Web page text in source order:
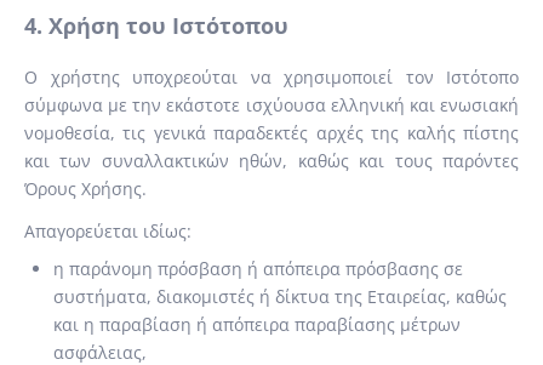
4. Χρήση του Ιστότοπου
Ο χρήστης υποχρεούται να χρησιμοποιεί τον Ιστότοπο
σύμφωνα με την εκάστοτε ισχύουσα ελληνική και ενωσιακή
νομοθεσία, τις γενικά παραδεκτές αρχές της καλής πίστης
και των συναλλακτικών ηθών, καθώς και τους παρόντες
Όρους Χρήσης.
Απαγορεύεται ιδίως:
η παράνομη πρόσβαση ή απόπειρα πρόσβασης σε
συστήματα, διακομιστές ή δίκτυα της Εταιρείας, καθώς
και η παραβίαση ή απόπειρα παραβίασης μέτρων
ασφάλειας,